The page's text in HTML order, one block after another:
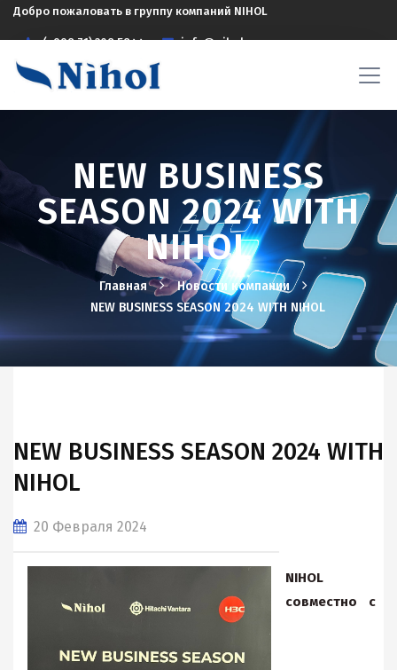
Добро пожаловать в группу компаний NIHOL
(+998 71) 208 5844 info@nihol.uz
NEW BUSINESS
SEASON 2024 WITH
NIHOL
Главная
Новости компании
NEW BUSINESS SEASON 2024 WITH NIHOL
NEW BUSINESS SEASON 2024 WITH
NIHOL
20 Февраля 2024
NIHOL
совместно с